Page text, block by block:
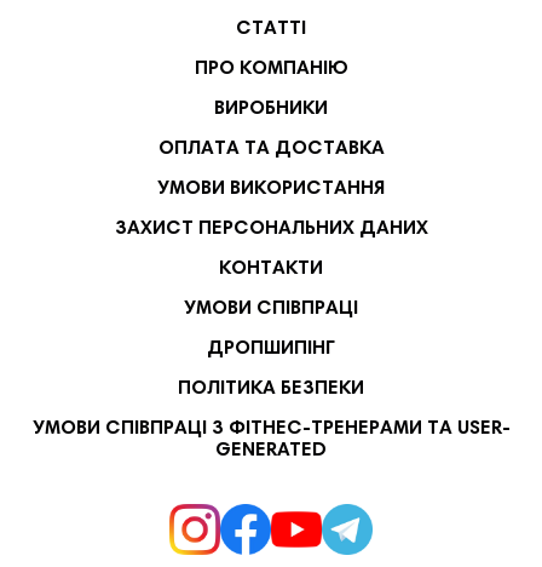
СТАТТІ
ПРО КОМПАНІЮ
ВИРОБНИКИ
ОПЛАТА ТА ДОСТАВКА
УМОВИ ВИКОРИСТАННЯ
ЗАХИСТ ПЕРСОНАЛЬНИХ ДАНИХ
КОНТАКТИ
УМОВИ СПІВПРАЦІ
ДРОПШИПІНГ
ПОЛІТИКА БЕЗПЕКИ
УМОВИ СПІВПРАЦІ З ФІТНЕС-ТРЕНЕРАМИ ТА USER-
GENERATED